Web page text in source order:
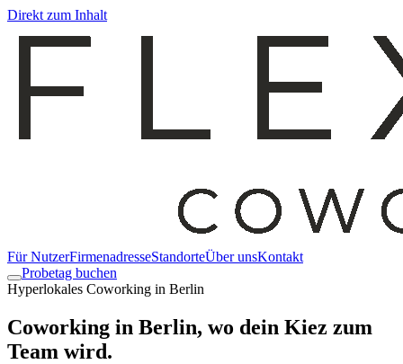
Direkt zum Inhalt
Für NutzerFirmenadresseStandorteÜber unsKontakt
Probetag buchen
Hyperlokales Coworking in Berlin
Coworking in Berlin, wo dein Kiez zum
Team wird.